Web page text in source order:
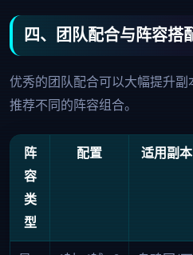
四、团队配合与阵容搭
优秀的团队配合可以大幅提升
推荐不同的阵容组合。
阵
容
类
型
配置 适用副本